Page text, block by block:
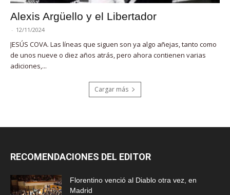
Alexis Argüello y el Libertador
- 12/11/2024
JESÚS COVA. Las líneas que siguen son ya algo añejas, tanto como
de unos nueve o diez años atrás, pero ahora contienen varias
adiciones,...
Cargar más
RECOMENDACIONES DEL EDITOR
Florentino venció al Diablo otra vez, en
Madrid